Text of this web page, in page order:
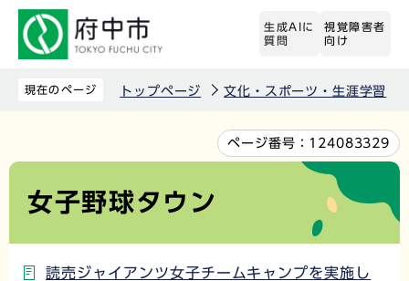
先
す
生成AIに
質問
視覚障害者
向け
現在のページ トップページ 文化・スポーツ・生涯学習
文
か
ページ番号： 124083329
女子野球タウン
読売ジャイアンツ女子チームキャンプを実施し